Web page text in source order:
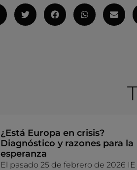
¿Está Europa en crisis?
Diagnóstico y razones para la
esperanza
El pasado 25 de febrero de 2026 IE